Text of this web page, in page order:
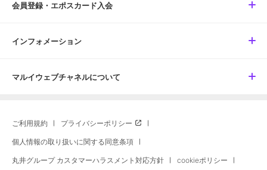
会員登録・エポスカード入会
インフォメーション
マルイウェブチャネルについて
ご利用規約 プライバシーポリシー
個人情報の取り扱いに関する同意条項
丸井グループ カスタマーハラスメント対応方針 cookieポリシー